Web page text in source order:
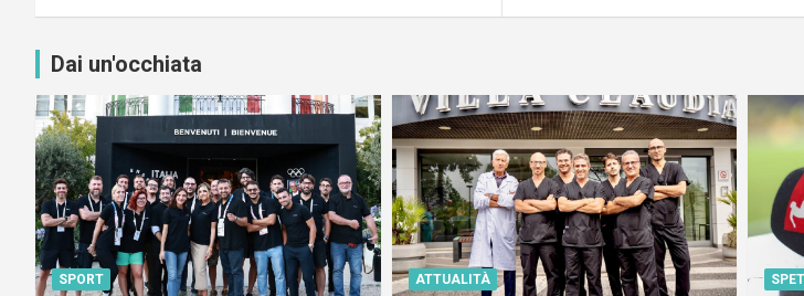
Dai un'occhiata
SPORT ATTUALITÀ